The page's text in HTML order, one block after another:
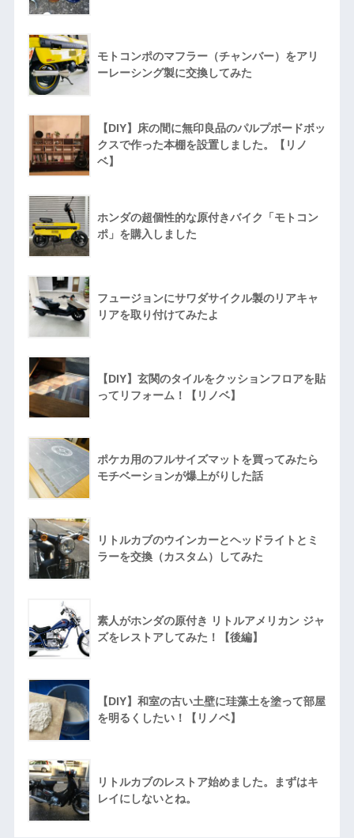
モトコンポのマフラー（チャンバー）をアリ
ーレーシング製に交換してみた
【DIY】床の間に無印良品のパルプボードボッ
クスで作った本棚を設置しました。【リノ
ベ】
ホンダの超個性的な原付きバイク「モトコン
ポ」を購入しました
フュージョンにサワダサイクル製のリアキャ
リアを取り付けてみたよ
【DIY】玄関のタイルをクッションフロアを貼
ってリフォーム！【リノベ】
ポケカ用のフルサイズマットを買ってみたら
モチベーションが爆上がりした話
リトルカブのウインカーとヘッドライトとミ
ラーを交換（カスタム）してみた
素人がホンダの原付き リトルアメリカン ジャ
ズをレストアしてみた！【後編】
【DIY】和室の古い土壁に珪藻土を塗って部屋
を明るくしたい！【リノベ】
リトルカブのレストア始めました。まずはキ
レイにしないとね。